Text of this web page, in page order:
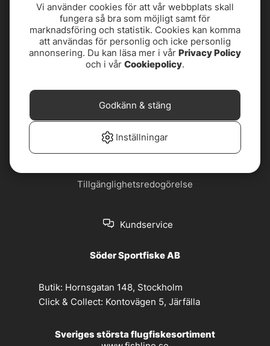
4,7av5
leveransvillkor
Nyhetsbrev
Om oss Privacy policy
Tillgänglighetsredogörelse
Kundservice
Söder Sportfiske AB
Butik: Hornsgatan 148, Stockholm
Click & Collect: Kontovägen 5, Järfälla
Sveriges största flugfiskesortiment
Vi använder cookies för att vår webbplats skall
fungera så bra som möjligt samt för
marknadsföring och statistik. Cookies kan komma
att användas för personlig och icke personlig
annonsering. Du kan läsa mer i vår Privacy Policy
och i vår Cookiepolicy.
Inställningar
Godkänn & stäng